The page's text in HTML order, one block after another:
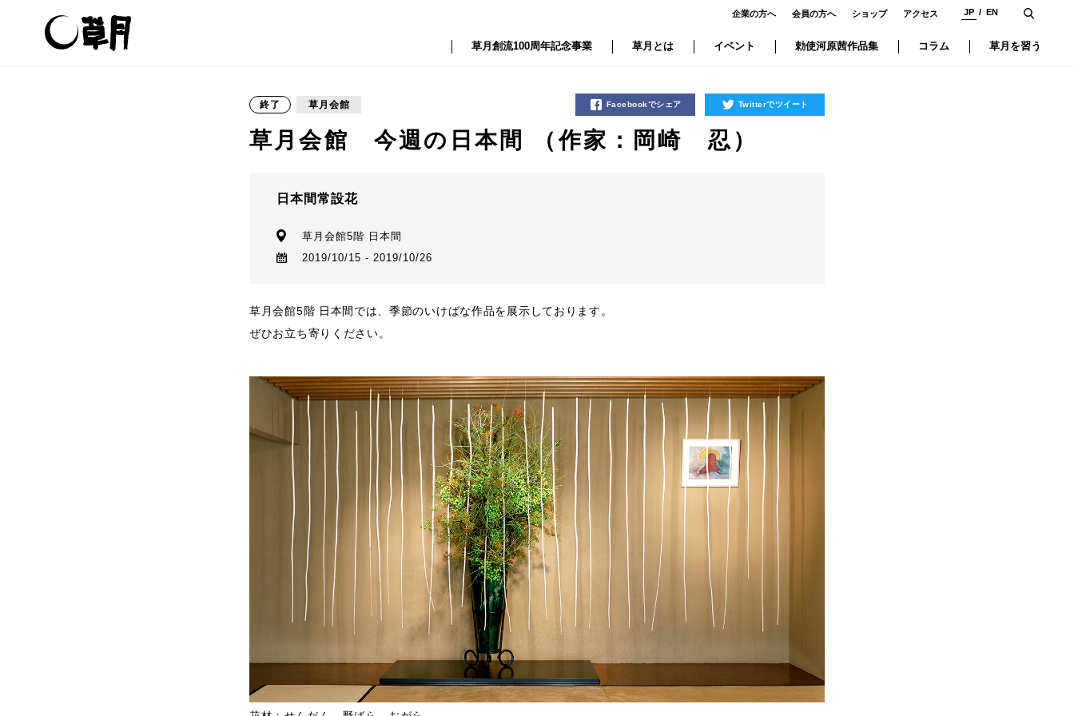
企業の方へ 会員の方へ ショップ アクセス JP EN
草月創流100周年記念事業 草月とは イベント 勅使河原茜作品集 コラム 草月を習う
終了 草月会館 Facebookでシェア Twitterでツイート
草月会館 今週の日本間 （作家：岡崎 忍）
日本間常設花
草月会館5階 日本間
2019/10/15 - 2019/10/26
草月会館5階 日本間では、季節のいけばな作品を展示しております。
ぜひお立ち寄りください。